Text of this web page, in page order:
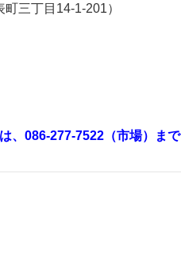
三丁目14-1-201）
、086-277-7522（市場）まで